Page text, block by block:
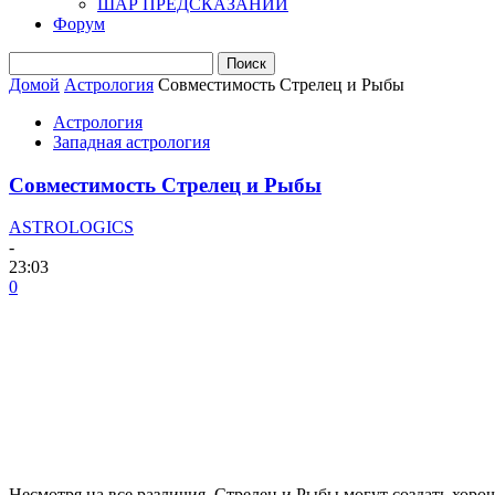
ШАР ПРЕДСКАЗАНИЙ
Форум
Домой Астрология Совместимость Стрелец и Рыбы
Астрология
Западная астрология
Совместимость Стрелец и Рыбы
ASTROLOGICS
-
23:03
0